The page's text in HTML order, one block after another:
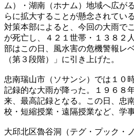
ム）・湖南（ホナム）地域へ広が
らに拡大することが懸念されてい
対策本部によると、今回の大雨で
が死亡し、４２１世帯・１３８２
部はこの日、風水害の危機警報レ
（第３段階）」に引き上げた。
忠南瑞山市（ソサンシ）では１０
記録的な大雨が降った。１９６８
来、最高記録となる。この日、忠
校・短縮授業・遠隔授業など、学
大邱北区魯谷洞（テグ・プック・